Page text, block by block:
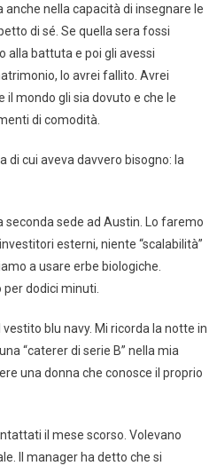
anche nella capacità di insegnare le
di sé. Se quella sera fossi
alla battuta e poi gli avessi
lo avrei fallito. Avrei
mondo gli sia dovuto e che le
di comodità.
di cui aveva davvero bisogno: la
seconda sede ad Austin. Lo faremo
esterni, niente “scalabilità”
a usare erbe biologiche.
dodici minuti.
blu navy. Mi ricorda la notte in
“caterer di serie B” nella mia
una donna che conosce il proprio
il mese scorso. Volevano
Il manager ha detto che si